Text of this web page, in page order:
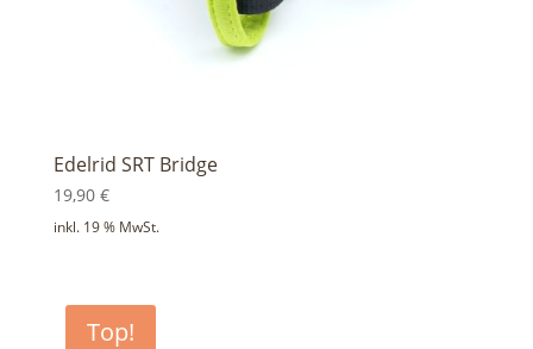
Edelrid SRT Bridge
19,90 €
inkl. 19 % MwSt.
Top!